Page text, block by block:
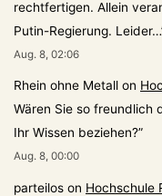
rechtfertigen. Allein
Putin-Regierung. Leider…
Aug. 8, 02:06
Rhein ohne Metall on
Wären Sie so freundlich
Ihr Wissen beziehen?”
Aug. 8, 00:00
parteilos on Hochschule